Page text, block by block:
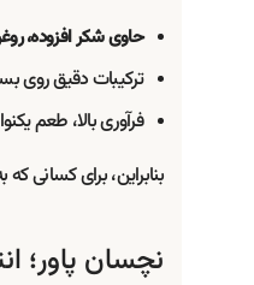
حاوی شکر افزوده،
ترکیبات دقیق روی
فرآوری بالا، طعم
بنابراین، برای کسانی که
نچسان پاور؛